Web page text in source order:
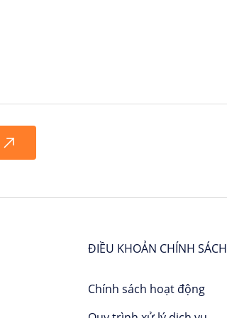
cảnh. Chắc chắn đây cũng là một
ĐIỀU KHOẢN CHÍNH SÁCH
Chính sách hoạt động